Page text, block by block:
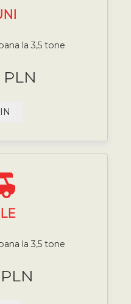
la 3,5 tone
PLN
la 3,5 tone